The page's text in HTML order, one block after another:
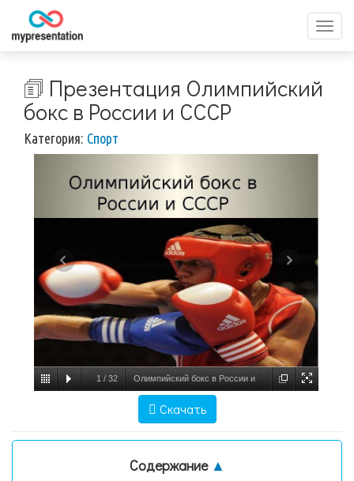
меню
🗊 Презентация Олимпийский
бокс в России и СССР
Категория: Спорт
1 / 32 Олимпийский бокс в России и
Скачать
Содержание ▲